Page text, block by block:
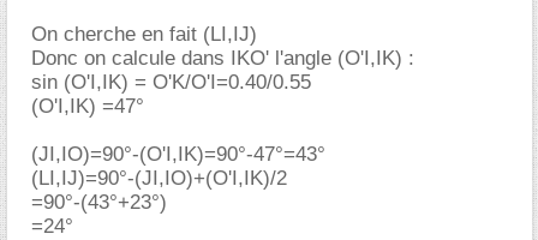
On cherche en fait (LI,IJ)
Donc on calcule dans IKO' l'angle (O'I,IK) :
sin (O'I,IK) = O'K/O'I=0.40/0.55
(O'I,IK) =47°
(JI,IO)=90°-(O'I,IK)=90°-47°=43°
(LI,IJ)=90°-(JI,IO)+(O'I,IK)/2
=90°-(43°+23°)
=24°